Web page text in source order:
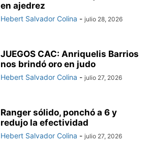
en ajedrez
Hebert Salvador Colina - julio 28, 2026
JUEGOS CAC: Anriquelis Barrios
nos brindó oro en judo
Hebert Salvador Colina - julio 27, 2026
Ranger sólido, ponchó a 6 y
redujo la efectividad
Hebert Salvador Colina - julio 27, 2026